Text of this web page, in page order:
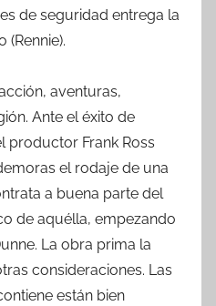
de seguridad entrega la
(Rennie).
aventuras,
Ante el éxito de
productor Frank Ross
el rodaje de una
a buena parte del
de aquélla, empezando
La obra prima la
consideraciones. Las
están bien